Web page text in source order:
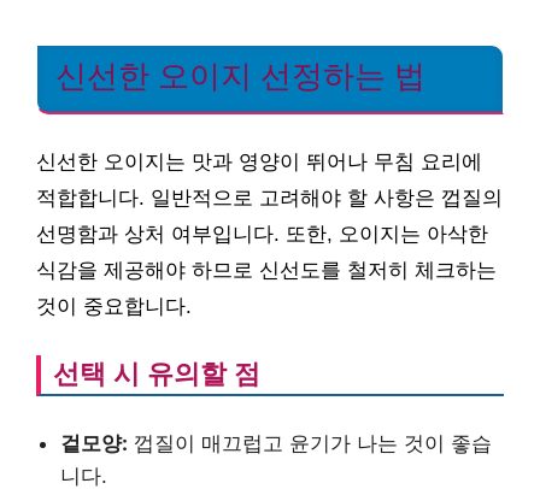
신선한 오이지 선정하는 법
신선한 오이지는 맛과 영양이 뛰어나 무침 요리에
적합합니다. 일반적으로 고려해야 할 사항은 껍질의
선명함과 상처 여부입니다. 또한, 오이지는 아삭한
식감을 제공해야 하므로 신선도를 철저히 체크하는
것이 중요합니다.
선택 시 유의할 점
겉모양: 껍질이 매끄럽고 윤기가 나는 것이 좋습
니다.